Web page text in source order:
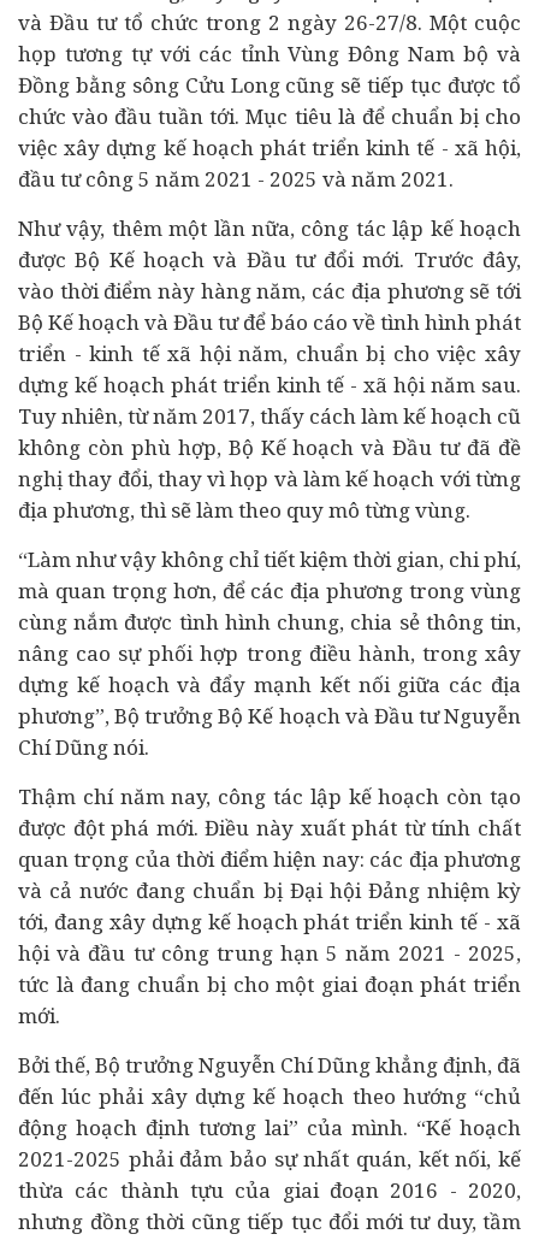
và Đầu tư tổ chức trong 2 ngày 26-27/8. Một cuộc
họp tương tự với các tỉnh Vùng Đông Nam bộ và
Đồng bằng sông Cửu Long cũng sẽ tiếp tục được tổ
chức vào đầu tuần tới. Mục tiêu là để chuẩn bị cho
việc xây dựng kế hoạch phát triển kinh tế - xã hội,
đầu tư công 5 năm 2021 - 2025 và năm 2021.
Như vậy, thêm một lần nữa, công tác lập kế hoạch
được Bộ Kế hoạch và Đầu tư đổi mới. Trước đây,
vào thời điểm này hàng năm, các địa phương sẽ tới
Bộ Kế hoạch và Đầu tư để báo cáo về tình hình phát
triển - kinh tế xã hội năm, chuẩn bị cho việc xây
dựng kế hoạch phát triển kinh tế - xã hội năm sau.
Tuy nhiên, từ năm 2017, thấy cách làm kế hoạch cũ
không còn phù hợp, Bộ Kế hoạch và Đầu tư đã đề
nghị thay đổi, thay vì họp và làm kế hoạch với từng
địa phương, thì sẽ làm theo quy mô từng vùng.
“Làm như vậy không chỉ tiết kiệm thời gian, chi phí,
mà quan trọng hơn, để các địa phương trong vùng
cùng nắm được tình hình chung, chia sẻ thông tin,
nâng cao sự phối hợp trong điều hành, trong xây
dựng kế hoạch và đẩy mạnh kết nối giữa các địa
phương”, Bộ trưởng Bộ Kế hoạch và Đầu tư Nguyễn
Chí Dũng nói.
Thậm chí năm nay, công tác lập kế hoạch còn tạo
được đột phá mới. Điều này xuất phát từ tính chất
quan trọng của thời điểm hiện nay: các địa phương
và cả nước đang chuẩn bị Đại hội Đảng nhiệm kỳ
tới, đang xây dựng kế hoạch phát triển kinh tế - xã
hội và đầu tư công trung hạn 5 năm 2021 - 2025,
tức là đang chuẩn bị cho một giai đoạn phát triển
mới.
Bởi thế, Bộ trưởng Nguyễn Chí Dũng khẳng định, đã
đến lúc phải xây dựng kế hoạch theo hướng “chủ
động hoạch định tương lai” của mình. “Kế hoạch
2021-2025 phải đảm bảo sự nhất quán, kết nối, kế
thừa các thành tựu của giai đoạn 2016 - 2020,
nhưng đồng thời cũng tiếp tục đổi mới tư duy, tầm